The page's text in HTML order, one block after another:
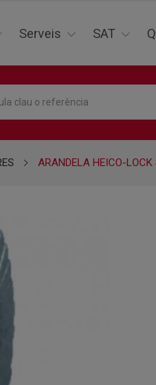
Serveis SAT
ARANDELA HEICO-LOCK